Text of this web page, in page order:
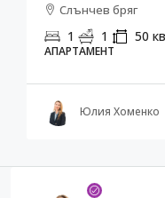
Слънчев бряг
1 1 50
АПАРТАМЕНТ
Юлия Хоменко